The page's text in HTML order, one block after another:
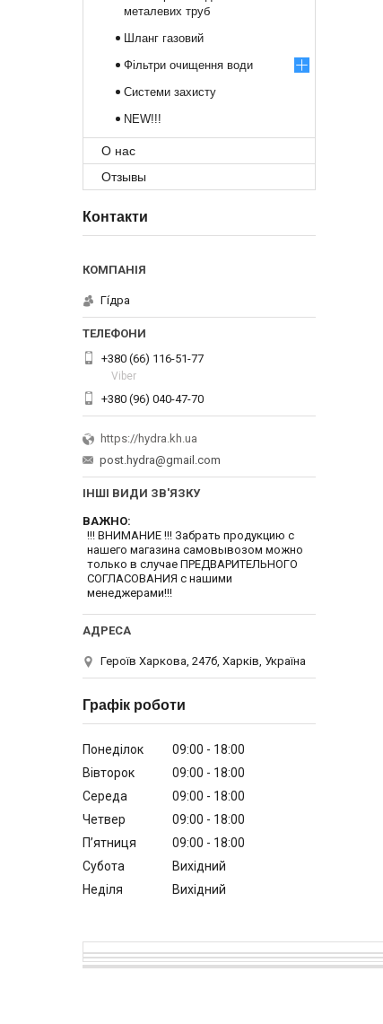
металевих труб
Шланг газовий
Фільтри очищення води
Системи захисту
NEW!!!
О нас
Отзывы
Контакти
Гі́дра
+380 (66) 116-51-77
Viber
+380 (96) 040-47-70
https://hydra.kh.ua
post.hydra@gmail.com
ІНШІ ВИДИ ЗВ'ЯЗКУ
ВАЖНО
!!! ВНИМАНИЕ !!! Забрать продукцию с
нашего магазина самовывозом можно
только в случае ПРЕДВАРИТЕЛЬНОГО
СОГЛАСОВАНИЯ с нашими
менеджерами!!!
Героїв Харкова, 247б, Харків, Україна
Графік роботи
Понеділок 09:00
18:00
Вівторок
09:00
18:00
Середа
09:00
18:00
Четвер
09:00
18:00
Пʼятниця
09:00
18:00
Субота
Вихідний
Неділя
Вихідний